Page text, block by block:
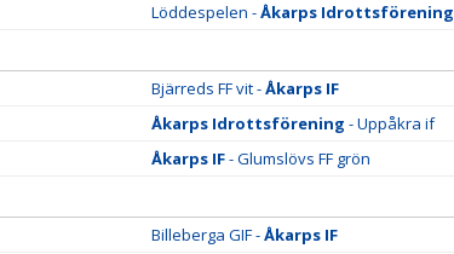
Löddespelen -Åkarps Idrottsförening
Bjärreds FF vit -Åkarps IF
Åkarps Idrottsförening - Uppåkra if
Åkarps IF- Glumslövs FF grön
Billeberga GIF -Åkarps IF